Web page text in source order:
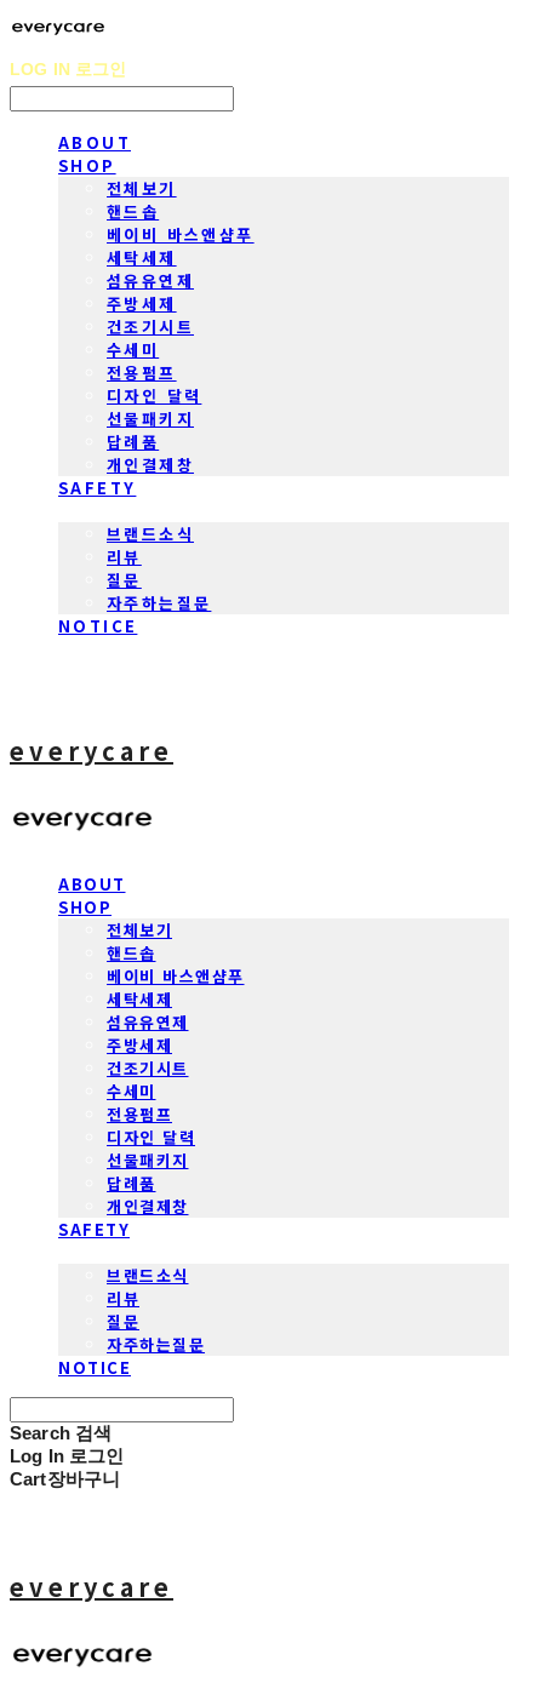
LOG IN 로그인
ABOUT
SHOP
전체보기
핸드솝
베이비 바스앤샴푸
세탁세제
섬유유연제
주방세제
건조기시트
수세미
전용펌프
디자인 달력
선물패키지
답례품
개인결제창
SAFETY
브랜드소식
리뷰
질문
자주하는질문
NOTICE
everycare
ABOUT
SHOP
전체보기
핸드솝
베이비 바스앤샴푸
세탁세제
섬유유연제
주방세제
건조기시트
수세미
전용펌프
디자인 달력
선물패키지
답례품
개인결제창
SAFETY
브랜드소식
리뷰
질문
자주하는질문
NOTICE
Search 검색
Log In 로그인
Cart장바구니
everycare